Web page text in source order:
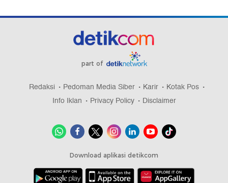
part of
Redaksi Pedoman Media Siber Karir
Kotak Pos
Info Iklan
Privacy Policy Disclaimer
Download aplikasi detikcom